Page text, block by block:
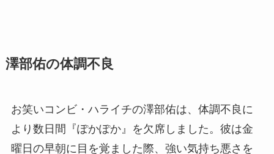
澤部佑の体調不良
お笑いコンビ・ハライチの澤部佑は、体調不良に
より数日間『ぽかぽか』を欠席しました。彼は金
曜日の早朝に目を覚ました際、強い気持ち悪さを